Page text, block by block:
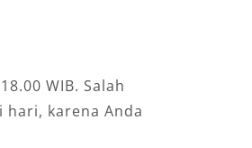
WIB. Salah
karena Anda